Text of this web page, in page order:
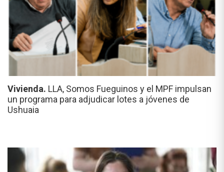
Vivienda. LLA, Somos Fueguinos y el MPF impulsan
un programa para adjudicar lotes a jóvenes de
Ushuaia